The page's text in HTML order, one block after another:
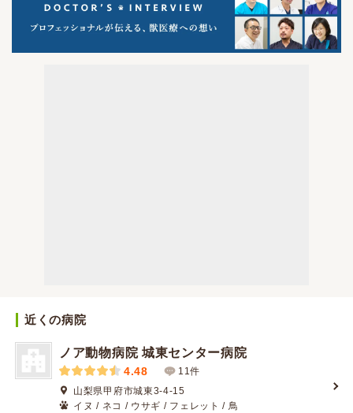
近くの病院
ノア動物病院 城東センター病院
4.48
11件
山梨県甲府市城東3-4-15
イヌ / ネコ / ウサギ / フェレット / 鳥